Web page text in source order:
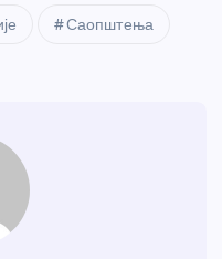
Саопштења